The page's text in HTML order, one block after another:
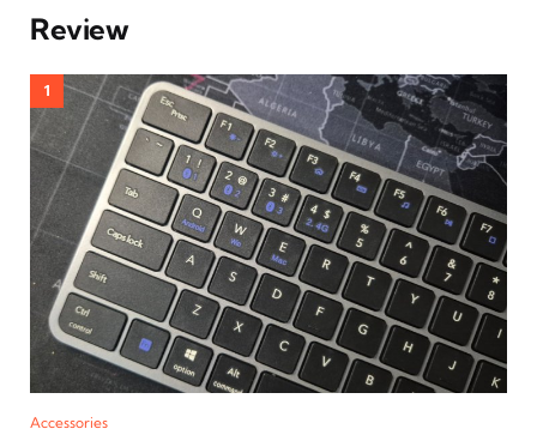
Review
Accessories